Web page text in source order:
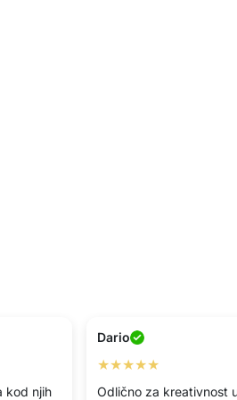
kod njih
Dario
★★★★★
Odlično za kreativnost